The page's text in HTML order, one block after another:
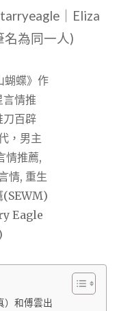
｜Eliza
名為同一人)
）和傅雲出